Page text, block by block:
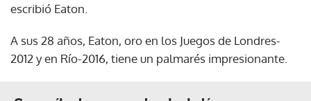
escribió Eaton.
A sus 28 años, Eaton, oro en los Juegos de Londres-
2012 y en Río-2016, tiene un palmarés impresionante.